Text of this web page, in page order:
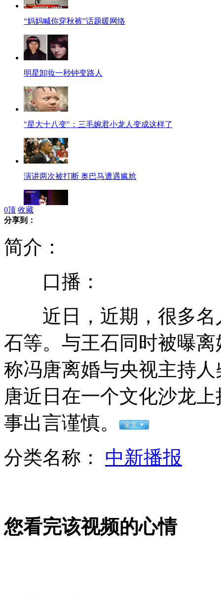
“妈妈喊你穿秋裤”话题暖网络
明星卸妆一秒钟变路人
"星大十八变"：三毛婉君小龙人变成这样了
演讲两次被打断 奥巴马遭遇尴尬
媒体称BBC再也抓不住民众信任
卖甘蔗打“气死白糖”广告走红
南海舰队举行登岛作战演练
0顶 收藏
分享到：
简介：
口播：
近日，近期，很多名
石等。与王石同时被曝
称冯唐离婚与央视主持
唐近日在一个文化沙龙
事出言谨慎。
分类名称： 中新播报
您看完该视频的心情